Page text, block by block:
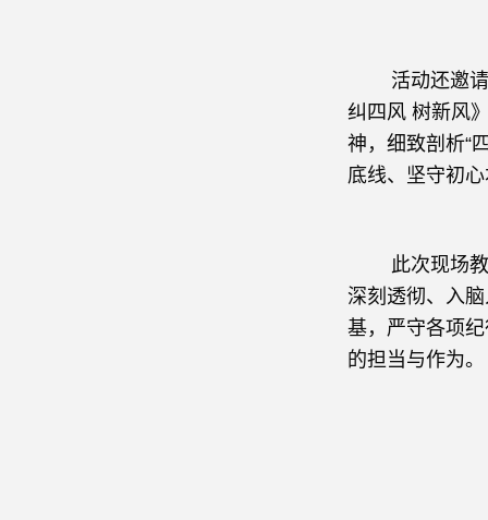
活动还邀请区
纠四风 树新风
神，细致剖析“
底线、坚守初
此次现场教学
深刻透彻、入
基，严守各项
的担当与作为。